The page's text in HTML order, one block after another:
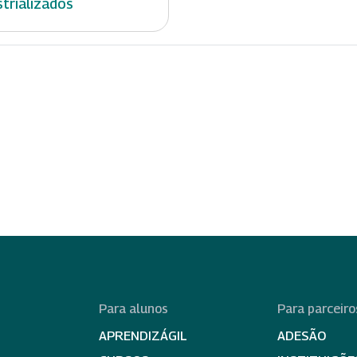
Para alunos
APRENDIZÁGIL
Para
ADESÃO